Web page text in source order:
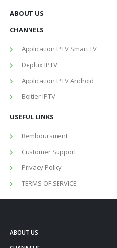
ABOUT US
CHANNELS
Application IPTV Smart TV
Deplux IPTV
Application IPTV Android
Boitier IPTV
USEFUL LINKS
Remboursment
Customer Support
Privacy Policy
TERMS OF SERVICE
ABOUT US